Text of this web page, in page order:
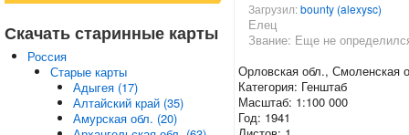
Загрузил:bounty (alexysc)
Елец
Звание: Еще не
Орловская обл., Смоленская
Категория: Генштаб
Масштаб: 1:100 000
Год: 1941
Скачать старинные карты
Россия
Старые карты
Адыгея (17)
Алтайский край (35)
Амурская обл. (20)